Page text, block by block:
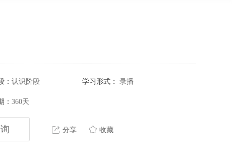
： 认识阶段 学习形式： 录播
： 360天
分享 收藏